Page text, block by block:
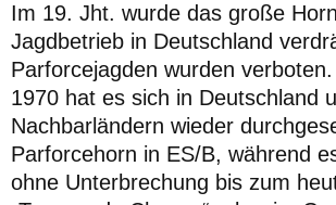
Im 19. Jht. wurde das große
Jagdbetrieb in Deutschland
Parforcejagden wurden
1970 hat es sich in Deutschland
Nachbarländern wieder
Parforcehorn in ES/B, während
ohne Unterbrechung bis zum